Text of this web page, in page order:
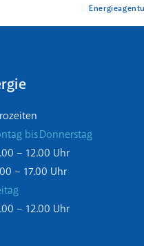
bis Donnerstag
– 12.00 Uhr
– 17.00 Uhr
– 12.00 Uhr